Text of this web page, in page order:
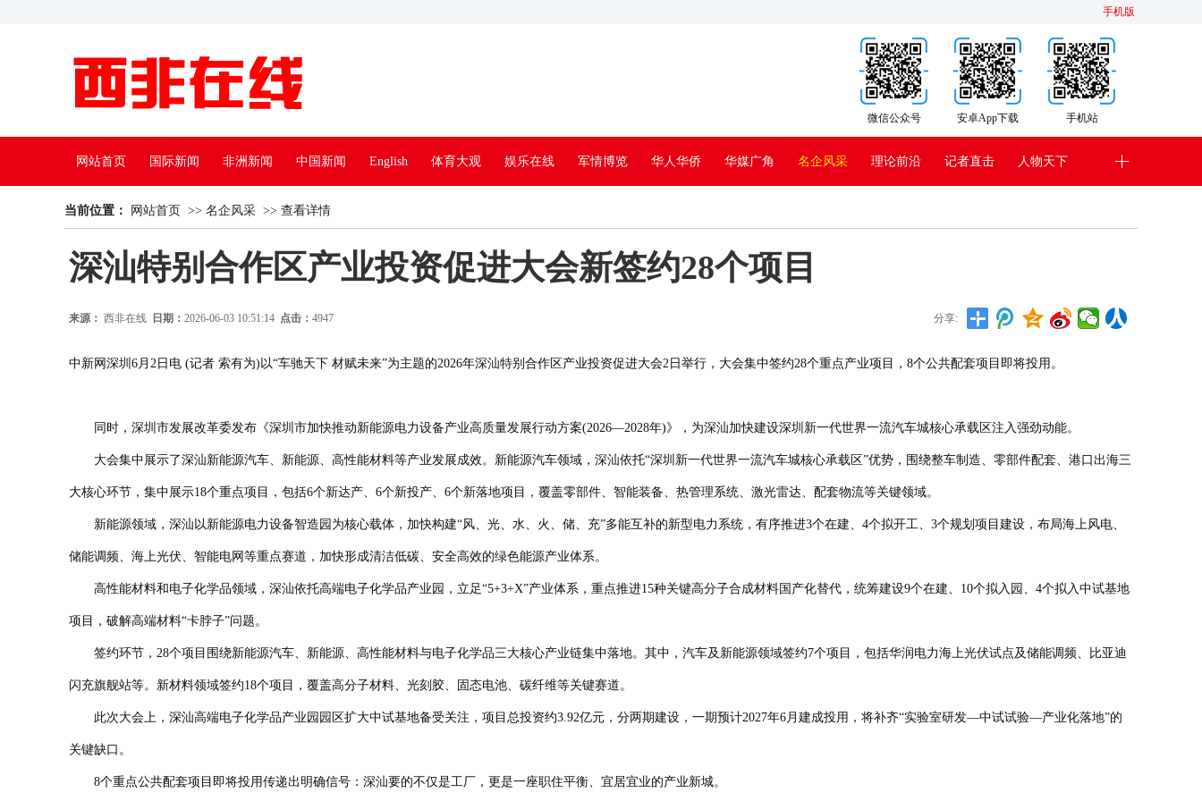
手机版
手机站
安卓App下载
微信公众号
网站首页 国际新闻 非洲新闻 中国新闻 English 体育大观 娱乐在线 军情博览 华人华侨 华媒广角 名企风采 理论前沿 记者直击 人物天下
魅力非洲 美丽中国 文学艺术 博客专栏
当前位置： 网站首页 >> 名企风采 >> 查看详情
深汕特别合作区产业投资促进大会新签约28个项目
来源： 西非在线 日期： 2026-06-03 10:51:14 点击： 4947 分享:
中新网深圳6月2日电 (记者 索有为)以“车驰天下 材赋未来”为主题的2026年深汕特别合作区产业投资促进大会2日举行，大会集中签约28个重点产业项目，8个公共配套项目即将投用。
同时，深圳市发展改革委发布《深圳市加快推动新能源电力设备产业高质量发展行动方案(2026—2028年)》，为深汕加快建设深圳新一代世界一流汽车城核心承载区注入强劲动能。
大会集中展示了深汕新能源汽车、新能源、高性能材料等产业发展成效。新能源汽车领域，深汕依托“深圳新一代世界一流汽车城核心承载区”优势，围绕整车制造、零部件配套、港口出海三
大核心环节，集中展示18个重点项目，包括6个新达产、6个新投产、6个新落地项目，覆盖零部件、智能装备、热管理系统、激光雷达、配套物流等关键领域。
新能源领域，深汕以新能源电力设备智造园为核心载体，加快构建“风、光、水、火、储、充”多能互补的新型电力系统，有序推进3个在建、4个拟开工、3个规划项目建设，布局海上风电、
储能调频、海上光伏、智能电网等重点赛道，加快形成清洁低碳、安全高效的绿色能源产业体系。
高性能材料和电子化学品领域，深汕依托高端电子化学品产业园，立足“5+3+X”产业体系，重点推进15种关键高分子合成材料国产化替代，统筹建设9个在建、10个拟入园、4个拟入中试基地
项目，破解高端材料“卡脖子”问题。
签约环节，28个项目围绕新能源汽车、新能源、高性能材料与电子化学品三大核心产业链集中落地。其中，汽车及新能源领域签约7个项目，包括华润电力海上光伏试点及储能调频、比亚迪
闪充旗舰站等。新材料领域签约18个项目，覆盖高分子材料、光刻胶、固态电池、碳纤维等关键赛道。
此次大会上，深汕高端电子化学品产业园园区扩大中试基地备受关注，项目总投资约3.92亿元，分两期建设，一期预计2027年6月建成投用，将补齐“实验室研发—中试试验—产业化落地”的
关键缺口。
8个重点公共配套项目即将投用传递出明确信号：深汕要的不仅是工厂，更是一座职住平衡、宜居宜业的产业新城。